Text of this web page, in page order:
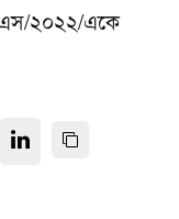
২০২২/একে